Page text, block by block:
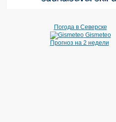
Погода в Северске
Gismeteo
Прогноз на 2 недели